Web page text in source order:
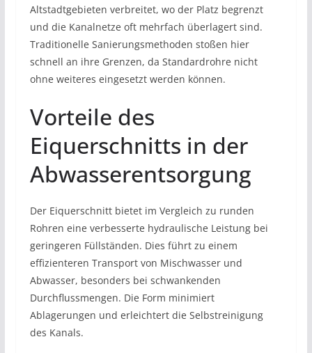
Altstadtgebieten verbreitet, wo der Platz begrenzt
und die Kanalnetze oft mehrfach überlagert sind.
Traditionelle Sanierungsmethoden stoßen hier
schnell an ihre Grenzen, da Standardrohre nicht
ohne weiteres eingesetzt werden können.
Vorteile des
Eiquerschnitts in der
Abwasserentsorgung
Der Eiquerschnitt bietet im Vergleich zu runden
Rohren eine verbesserte hydraulische Leistung bei
geringeren Füllständen. Dies führt zu einem
effizienteren Transport von Mischwasser und
Abwasser, besonders bei schwankenden
Durchflussmengen. Die Form minimiert
Ablagerungen und erleichtert die Selbstreinigung
des Kanals.